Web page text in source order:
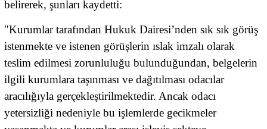
belirerek, şunları kaydetti:
"Kurumlar tarafından Hukuk Dairesi’nden sık sık görüş
istenmekte ve istenen görüşlerin ıslak imzalı olarak
teslim edilmesi zorunluluğu bulunduğundan, belgelerin
ilgili kurumlara taşınması ve dağıtılması odacılar
aracılığıyla gerçekleştirilmektedir. Ancak odacı
yetersizliği nedeniyle bu işlemlerde gecikmeler